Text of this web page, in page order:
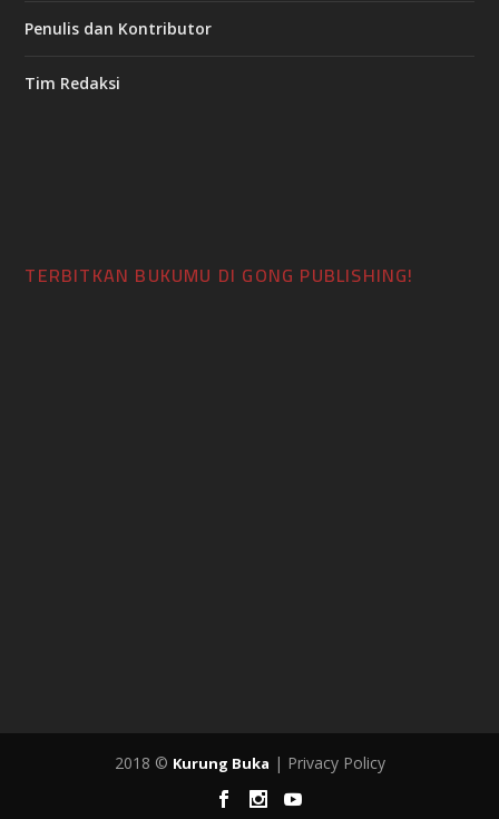
Penulis dan Kontributor
Tim Redaksi
TERBITKAN BUKUMU DI GONG PUBLISHING!
2018 © Kurung Buka | Privacy Policy